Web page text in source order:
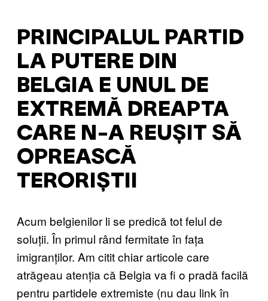
PRINCIPALUL PARTID
LA PUTERE DIN
BELGIA E UNUL DE
EXTREMĂ DREAPTA
CARE N-A REUȘIT SĂ
OPREASCĂ
TERORIȘTII
Acum belgienilor li se predică tot felul de
soluții. În primul rând fermitate în fața
imigranților. Am citit chiar articole care
atrăgeau atenția că Belgia va fi o pradă facilă
pentru partidele extremiste (nu dau link în